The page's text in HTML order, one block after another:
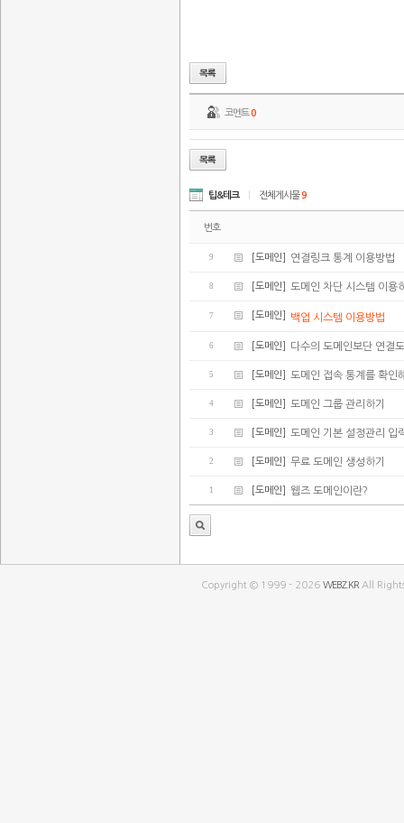
코멘트0
팁&테크 전체게시물9
번호
9 [도메인] 연결링크 통계 이용방법
8 [도메인] 도메인 차단 시스템 이용
7 [도메인] 백업 시스템 이용방법
6 [도메인] 다수의 도메인보단 연결
5 [도메인] 도메인 접속 통계를 확인
4 [도메인] 도메인 그룹 관리하기
3 [도메인] 도메인 기본 설정관리 입
2 [도메인] 무료 도메인 생성하기
1 [도메인] 웹즈 도메인이란?
Copyright © 1999 - 2026WEBZ.KR All